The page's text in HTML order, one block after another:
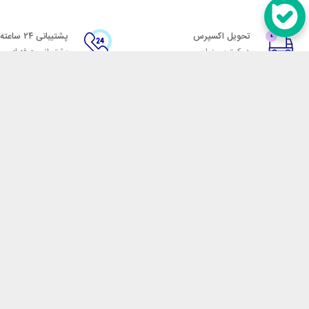
تحویل اکسپرس
در کمترین زمان
پشتیبانی ۲۴ ساعته
پشتیبانی حرفه ای